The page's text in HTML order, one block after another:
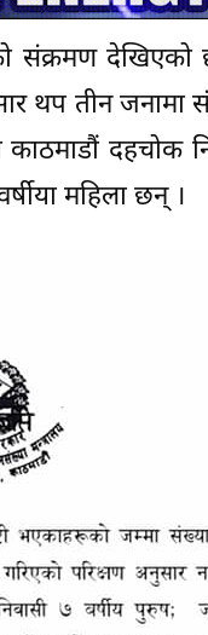
संक्रमण देखिएको
तीन जनामा
दहचोक
महिला छन् ।